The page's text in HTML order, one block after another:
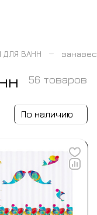
ДЛЯ ВАНН –
56 товаров
По наличию